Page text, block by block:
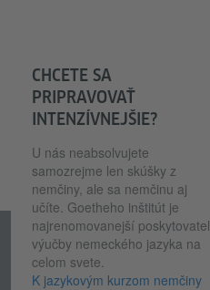
CHCETE SA
PRIPRAVOVAŤ
INTENZÍVNEJŠIE?
U nás neabsolvujete
samozrejme len skúšky z
nemčiny, ale sa nemčinu aj
učíte. Goetheho inštitút je
najrenomovanejší poskytovateľ
výučby nemeckého jazyka na
celom svete.
K jazykovým kurzom nemčiny